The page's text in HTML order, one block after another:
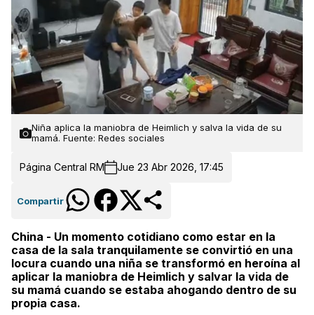
Niña aplica la maniobra de Heimlich y salva la vida de su
mamá. Fuente: Redes sociales
Página Central RM Jue 23 Abr 2026, 17:45
Compartir
China - Un momento cotidiano como estar en la
casa de la sala tranquilamente se convirtió en una
locura cuando una niña se transformó en heroína al
aplicar la maniobra de Heimlich y salvar la vida de
su mamá cuando se estaba ahogando dentro de su
propia casa.